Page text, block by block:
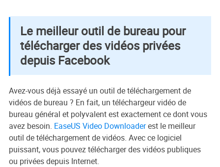
Le meilleur outil de bureau pour
télécharger des vidéos privées
depuis Facebook
Avez-vous déjà essayé un outil de téléchargement de
vidéos de bureau ? En fait, un téléchargeur vidéo de
bureau général et polyvalent est exactement ce dont vous
avez besoin. EaseUS Video Downloaderest le meilleur
outil de téléchargement de vidéos. Avec ce logiciel
puissant, vous pouvez télécharger des vidéos publiques
ou privées depuis Internet.